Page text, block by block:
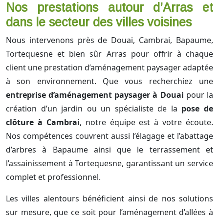
Nos prestations autour d’Arras et
dans le secteur des villes voisines
Nous intervenons près de Douai, Cambrai, Bapaume,
Tortequesne et bien sûr Arras pour offrir à chaque
client une prestation d’aménagement paysager adaptée
à son environnement. Que vous recherchiez une
entreprise d’aménagement paysager à Douai pour la
création d’un jardin ou un spécialiste de la pose de
clôture à Cambrai, notre équipe est à votre écoute.
Nos compétences couvrent aussi l’élagage et l’abattage
d’arbres à Bapaume ainsi que le terrassement et
l’assainissement à Tortequesne, garantissant un service
complet et professionnel.
Les villes alentours bénéficient ainsi de nos solutions
sur mesure, que ce soit pour l’aménagement d’allées à